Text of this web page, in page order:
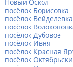
Новый Оскол
посёлок Борисовка
посёлок Вейделевка
посёлок
посёлок Дубовое
посёлок Ивня
посёлок Красная
посёлок